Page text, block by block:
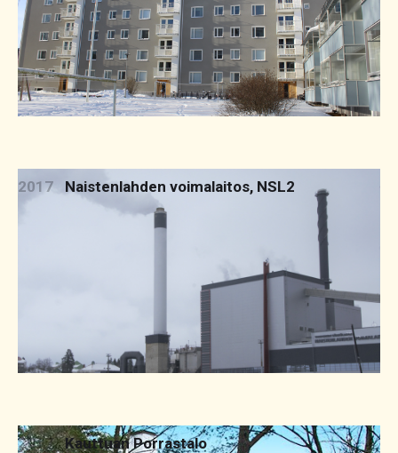
2017 Naistenlahden voimalaitos, NSL2
2017 Kauttuan Porrastalo